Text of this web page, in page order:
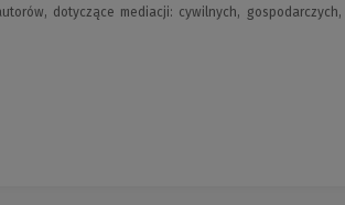
dotyczące mediacji: cywilnych,